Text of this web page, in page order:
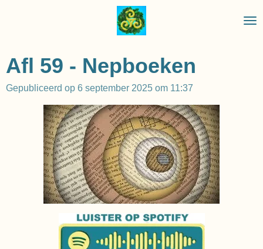
hoofdinhoud
Afl 59 - Nepboeken
Gepubliceerd op 6 september 2025 om 11:37